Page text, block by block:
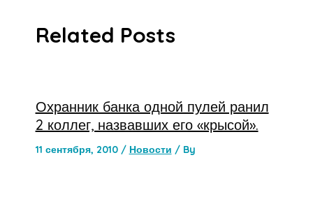
Related Posts
Охранник банка одной пулей ранил
2 коллег, назвавших его «крысой».
11 сентября, 2010 / Новости / By